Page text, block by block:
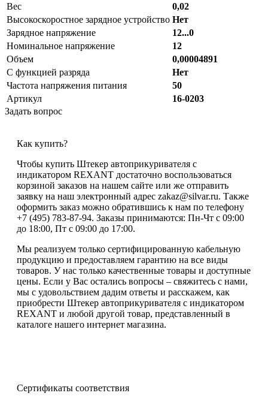
Вес
0,02
Высокоскоростное зарядное устройство Нет
Зарядное напряжение
12...0
Номинальное напряжение
12
Объем
0,00004891
С функцией разряда
Нет
Частота напряжения питания
50
Артикул
16-0203
Задать вопрос
Как купить?
Чтобы купить Штекер автоприкуривателя с
индикатором REXANT достаточно воспользоваться
корзиной заказов на нашем сайте или же отправить
заявку на наш электронный адрес zakaz@silvar.ru. Также
оформить заказ можно обратившись к нам по телефону
+7 (495) 783-87-94. Заказы принимаются: Пн-Чт с 09:00
до 18:00, Пт с 09:00 до 17:00.
Мы реализуем только сертифицированную кабельную
продукцию и предоставляем гарантию на все виды
товаров. У нас только качественные товары и доступные
цены. Если у Вас остались вопросы – свяжитесь с нами,
мы с удовольствием дадим ответы и расскажем, как
приобрести Штекер автоприкуривателя с индикатором
REXANT и любой другой товар, представленный в
каталоге нашего интернет магазина.
Сертификаты соответствия